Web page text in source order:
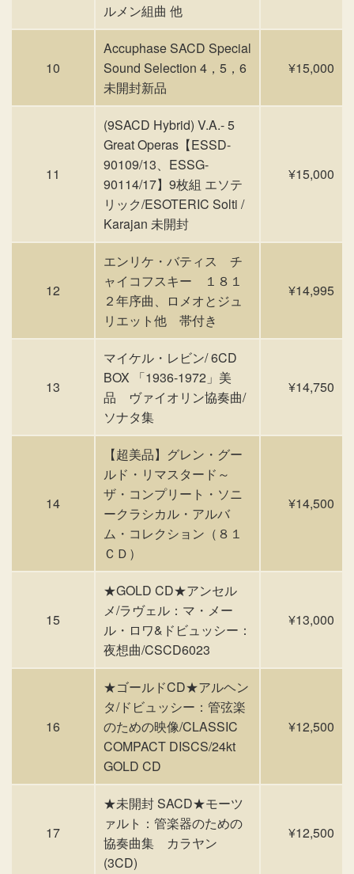
ルメン組曲 他
10
Accuphase SACD Special
Sound Selection 4，5，6
未開封新品
¥15,000
11
(9SACD Hybrid) V.A.- 5
Great Operas【ESSD-
90109/13、ESSG-
90114/17】9枚組 エソテ
リック/ESOTERIC Solti /
Karajan 未開封
¥15,000
12
エンリケ・バティス チ
ャイコフスキー １８１
２年序曲、ロメオとジュ
リエット他 帯付き
¥14,995
13
マイケル・レビン/ 6CD
BOX 「1936-1972」美
品 ヴァイオリン協奏曲/
ソナタ集
¥14,750
14
【超美品】グレン・グー
ルド・リマスタード～
ザ・コンプリート・ソニ
ークラシカル・アルバ
ム・コレクション（８１
ＣＤ）
¥14,500
15
★GOLD CD★アンセル
メ/ラヴェル：マ・メー
ル・ロワ&ドビュッシー：
夜想曲/CSCD6023
¥13,000
16
★ゴールドCD★アルヘン
タ/ドビュッシー：管弦楽
のための映像/CLASSIC
COMPACT DISCS/24kt
GOLD CD
¥12,500
17
★未開封 SACD★モーツ
ァルト：管楽器のための
協奏曲集 カラヤン
(3CD)
¥12,500